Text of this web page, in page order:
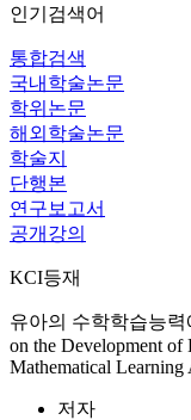
인기검색어
통합검색
국내학술논문
학위논문
해외학술논문
학술지
단행본
연구보고서
공개강의
KCI등재
유아의 수학학습능
on the Development of
Mathematical
저자